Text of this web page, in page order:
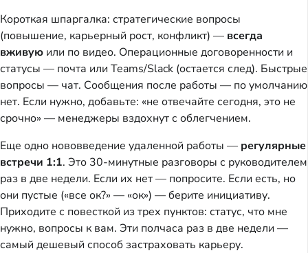
Короткая шпаргалка: стратегические вопросы
(повышение, карьерный рост, конфликт) — всегда
вживую или по видео. Операционные договоренности и
статусы — почта или Teams/Slack (остается след). Быстрые
вопросы — чат. Сообщения после работы — по умолчанию
нет. Если нужно, добавьте: «не отвечайте сегодня, это не
срочно» — менеджеры вздохнут с облегчением.
Еще одно нововведение удаленной работы — регулярные
встречи 1:1. Это 30-минутные разговоры с руководителем
раз в две недели. Если их нет — попросите. Если есть, но
они пустые («все ок?» — «ок») — берите инициативу.
Приходите с повесткой из трех пунктов: статус, что мне
нужно, вопросы к вам. Эти полчаса раз в две недели —
самый дешевый способ застраховать карьеру.